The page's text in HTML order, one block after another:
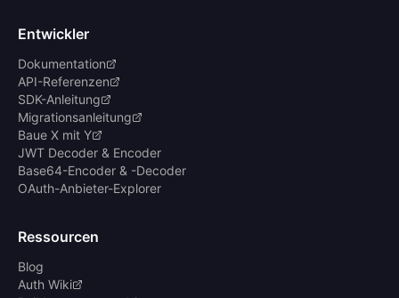
Entwickler
Dokumentation
API-Referenzen
SDK-Anleitung
Migrationsanleitung
Baue X mit Y
JWT Decoder & Encoder
Base64-Encoder & -Decoder
OAuth-Anbieter-Explorer
Ressourcen
Blog
Auth Wiki